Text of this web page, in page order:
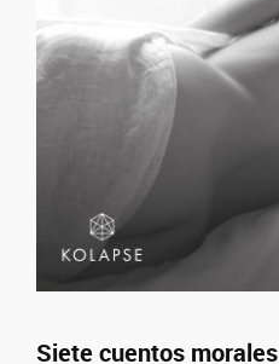
Siete cuentos morales